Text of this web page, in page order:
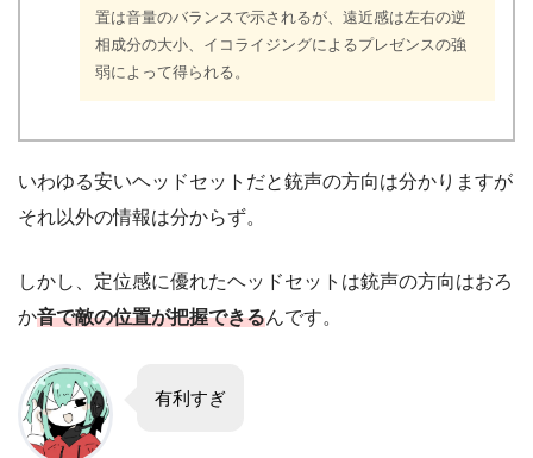
置は音量のバランスで示されるが、遠近感は左右の逆
相成分の大小、イコライジングによるプレゼンスの強
弱によって得られる。
いわゆる安いヘッドセットだと銃声の方向は分かりますが
それ以外の情報は分からず。
しかし、定位感に優れたヘッドセットは銃声の方向はおろ
か音で敵の位置が把握できるんです。
有利すぎ